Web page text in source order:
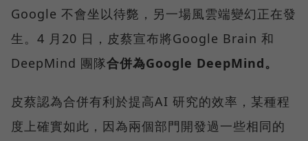
Google 不會坐以待斃，另一場風雲端變幻正在發
生。4 月20 日，皮蔡宣布將Google Brain 和
DeepMind 團隊合併為Google DeepMind。
皮蔡認為合併有利於提高AI 研究的效率，某種程
度上確實如此，因為兩個部門開發過一些相同的